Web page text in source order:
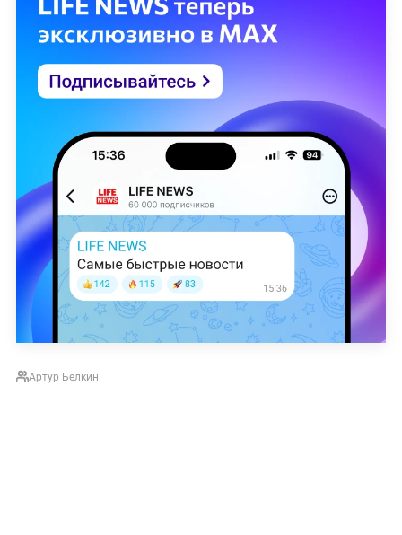
Артур Белкин